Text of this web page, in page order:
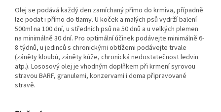
Olej se podává každý den zamíchaný přímo do krmiva, případně
lze podat i přímo do tlamy. U koček a malých psů vydrží balení
500ml na 100 dní, u středních psů na 50 dnů a u velkých plemen
na minimálně 30 dní. Pro optimální účinek podávejte minimálně 6-
8 týdnů, u jedinců s chronickými obtížemi podávejte trvale
(záněty kloubů, záněty kůže, chronická nedostatečnost ledvin
atp.). Lososový olej je vhodným doplňkem při krmení syrovou
stravou BARF, granulemi, konzervami i doma připravované
stravě.